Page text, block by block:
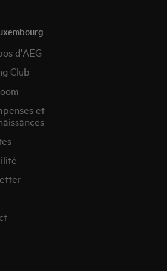
d'AEG
Club
et